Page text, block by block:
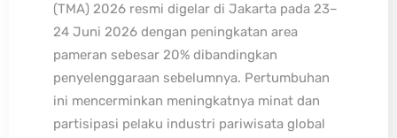
(TMA) 2026 resmi digelar di Jakarta pada 23–
24 Juni 2026 dengan peningkatan area
pameran sebesar 20% dibandingkan
penyelenggaraan sebelumnya. Pertumbuhan
ini mencerminkan meningkatnya minat dan
partisipasi pelaku industri pariwisata global